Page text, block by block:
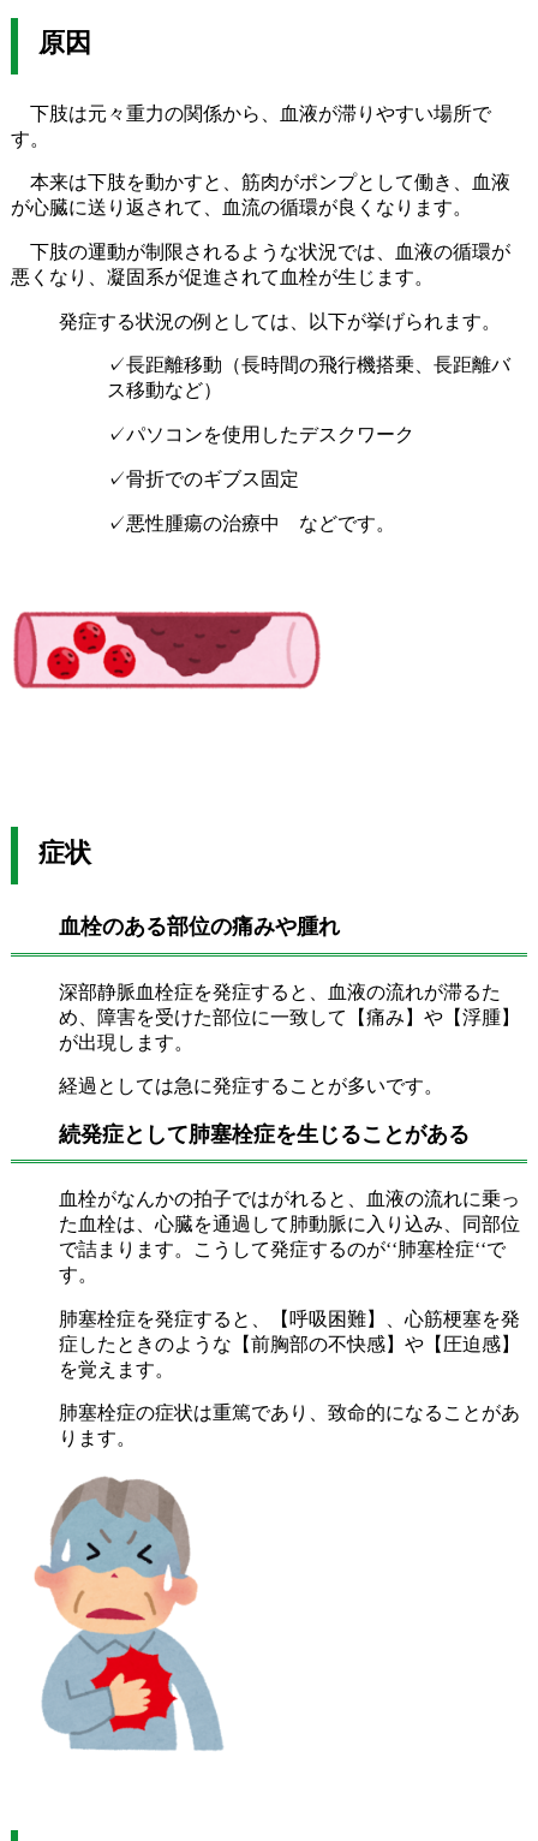
原因
下肢は元々重力の関係から、血液が滞りやすい場所で
す。
本来は下肢を動かすと、筋肉がポンプとして働き、血液
が心臓に送り返されて、血流の循環が良くなります。
下肢の運動が制限されるような状況では、血液の循環が
悪くなり、 凝固系が促進されて血栓が生じます。
発症する状況の例としては、以下が挙げられます。
✓長距離移動（長時間の飛行機搭乗、長距離バ
ス移動など）
✓パソコンを使用したデスクワーク
✓骨折でのギブス固定
✓悪性腫瘍の治療中 などです。
症状
血栓のある部位の痛みや腫れ
深部静脈血栓症を発症すると、血液の流れが滞るた
め、障害を受けた部位に一致して【痛み】や【浮腫】
が出現します。
経過としては急に発症することが多いです。
続発症として肺塞栓症を生じることがある
血栓がなんかの拍子ではがれると、血液の流れに乗っ
た血栓は、心臓を通過して肺動脈に入り込み、同部位
で詰まります。こうして発症するのが‘‘肺塞栓症‘‘で
す。
肺塞栓症を発症すると、【呼吸困難】、心筋梗塞を発
症したときのような【前胸部の不快感】や【圧迫感】
を覚えます。
肺塞栓症の症状は重篤であり、致命的になることがあ
ります。